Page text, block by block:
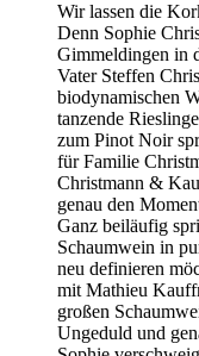
Wir lassen die
Denn Sophie
Gimmeldingen in
Vater Steffen
biodynamischen
tanzende
zum Pinot Noir
für Familie
Christmann &
genau den
Ganz beiläufig
Schaumwein in
neu definieren
mit Mathieu
großen
Ungeduld und